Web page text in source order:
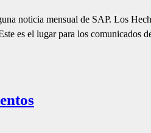
noticia mensual de SAP. Los
es el lugar para los comunicados